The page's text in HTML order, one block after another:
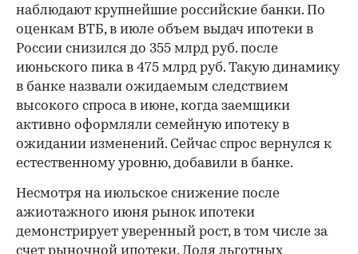
наблюдают крупнейшие российские банки. По
оценкам ВТБ, в июле объем выдач ипотеки в
России снизился до 355 млрд руб. после
июньского пика в 475 млрд руб. Такую динамику
в банке назвали ожидаемым следствием
высокого спроса в июне, когда заемщики
активно оформляли семейную ипотеку в
ожидании изменений. Сейчас спрос вернулся к
естественному уровню, добавили в банке.
Несмотря на июльское снижение после
ажиотажного июня рынок ипотеки
демонстрирует уверенный рост, в том числе за